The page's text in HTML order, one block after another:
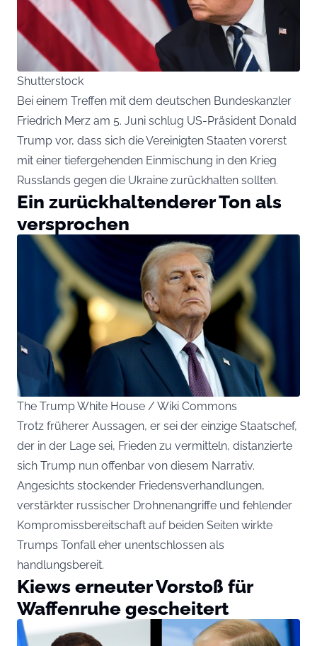
Shutterstock
Bei einem Treffen mit dem deutschen Bundeskanzler
Friedrich Merz am 5. Juni schlug US-Präsident Donald
Trump vor, dass sich die Vereinigten Staaten vorerst
mit einer tiefergehenden Einmischung in den Krieg
Russlands gegen die Ukraine zurückhalten sollten.
Ein zurückhaltenderer Ton als
versprochen
The Trump White House / Wiki Commons
Trotz früherer Aussagen, er sei der einzige Staatschef,
der in der Lage sei, Frieden zu vermitteln, distanzierte
sich Trump nun offenbar von diesem Narrativ.
Angesichts stockender Friedensverhandlungen,
verstärkter russischer Drohnenangriffe und fehlender
Kompromissbereitschaft auf beiden Seiten wirkte
Trumps Tonfall eher unentschlossen als
handlungsbereit.
Kiews erneuter Vorstoß für
Waffenruhe gescheitert